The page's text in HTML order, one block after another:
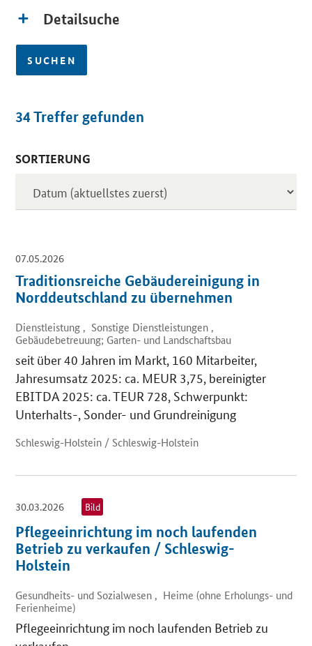
Detailsuche
SUCHEN
34Treffer gefunden
SORTIERUNG
07.05.2026
Traditionsreiche Gebäudereinigung in
Norddeutschland zu übernehmen
Dienstleistung , Sonstige Dienstleistungen ,
Gebäudebetreuung; Garten- und Landschaftsbau
seit über 40 Jahren im Markt, 160 Mitarbeiter,
Jahresumsatz 2025: ca. MEUR 3,75, bereinigter
EBITDA 2025: ca. TEUR 728, Schwerpunkt:
Unterhalts-, Sonder- und Grundreinigung
Schleswig-Holstein / Schleswig-Holstein
30.03.2026 Bild
Pflegeeinrichtung im noch laufenden
Betrieb zu verkaufen / Schleswig-
Holstein
Gesundheits- und Sozialwesen , Heime (ohne Erholungs- und
Ferienheime)
Pflegeeinrichtung im noch laufenden Betrieb zu